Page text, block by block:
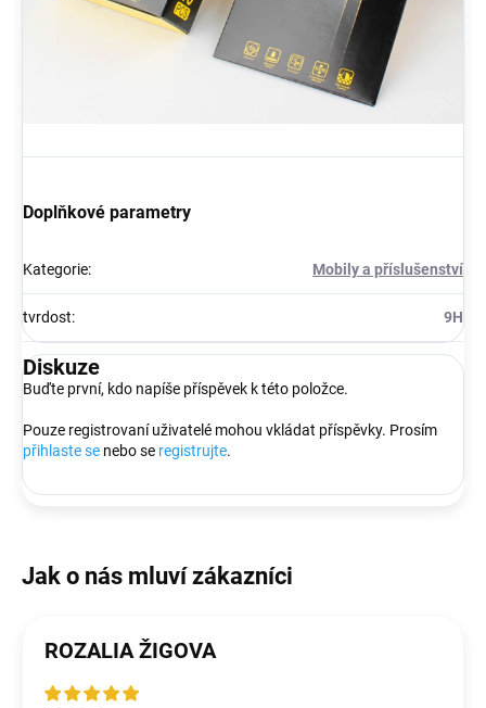
Doplňkové parametry
Kategorie: Mobily a příslušenství
tvrdost: 9H
Diskuze
Buďte první, kdo napíše příspěvek k této položce.
Pouze registrovaní uživatelé mohou vkládat příspěvky. Prosím
přihlaste se nebo se registrujte.
ROZALIA ŽIGOVA